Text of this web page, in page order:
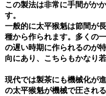
この製法は非常に手間がか
す。
一般的に太平猴魁は節間が
種から作られます。多くの
の遅い時期に作られるのが
向にあり、こちらもかなり
現代では製茶にも機械化が
の太平猴魁が機械で圧され